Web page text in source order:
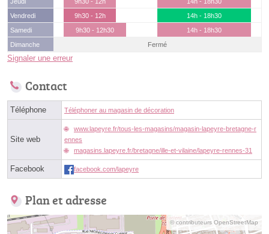
Vendredi
9h30 - 12h
14h - 18h30
Samedi
9h30 - 12h30
14h - 18h30
Dimanche
Fermé
Signaler une erreur
Contact
Téléphone Téléphoner au magasin de décoration
Site web
www.lapeyre.fr/tous-les-magasins/magasin-lapeyre-bretagne-r
ennes
magasins.lapeyre.fr/bretagne/ille-et-vilaine/lapeyre-rennes-31
Facebook facebook.com/lapeyre
Plan et adresse
© contributeurs OpenStreetMap